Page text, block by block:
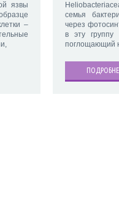
язвы
–
семья
через
в эту группу
поглощающий